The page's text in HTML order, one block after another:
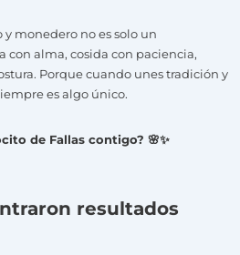
y monedero no es solo un
con alma, cosida con paciencia,
Porque cuando unes tradición y
es algo único.
de Fallas contigo? 🌸✨
resultados